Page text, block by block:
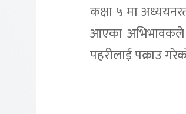
कक्षा ५ मा
आएका अभिभावकले
पहरीलाई पक्राउ